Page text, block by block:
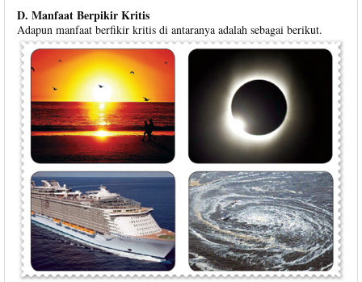
D. Manfaat Berpikir Kritis
Adapun manfaat berfikir kritis di antaranya adalah sebagai berikut.